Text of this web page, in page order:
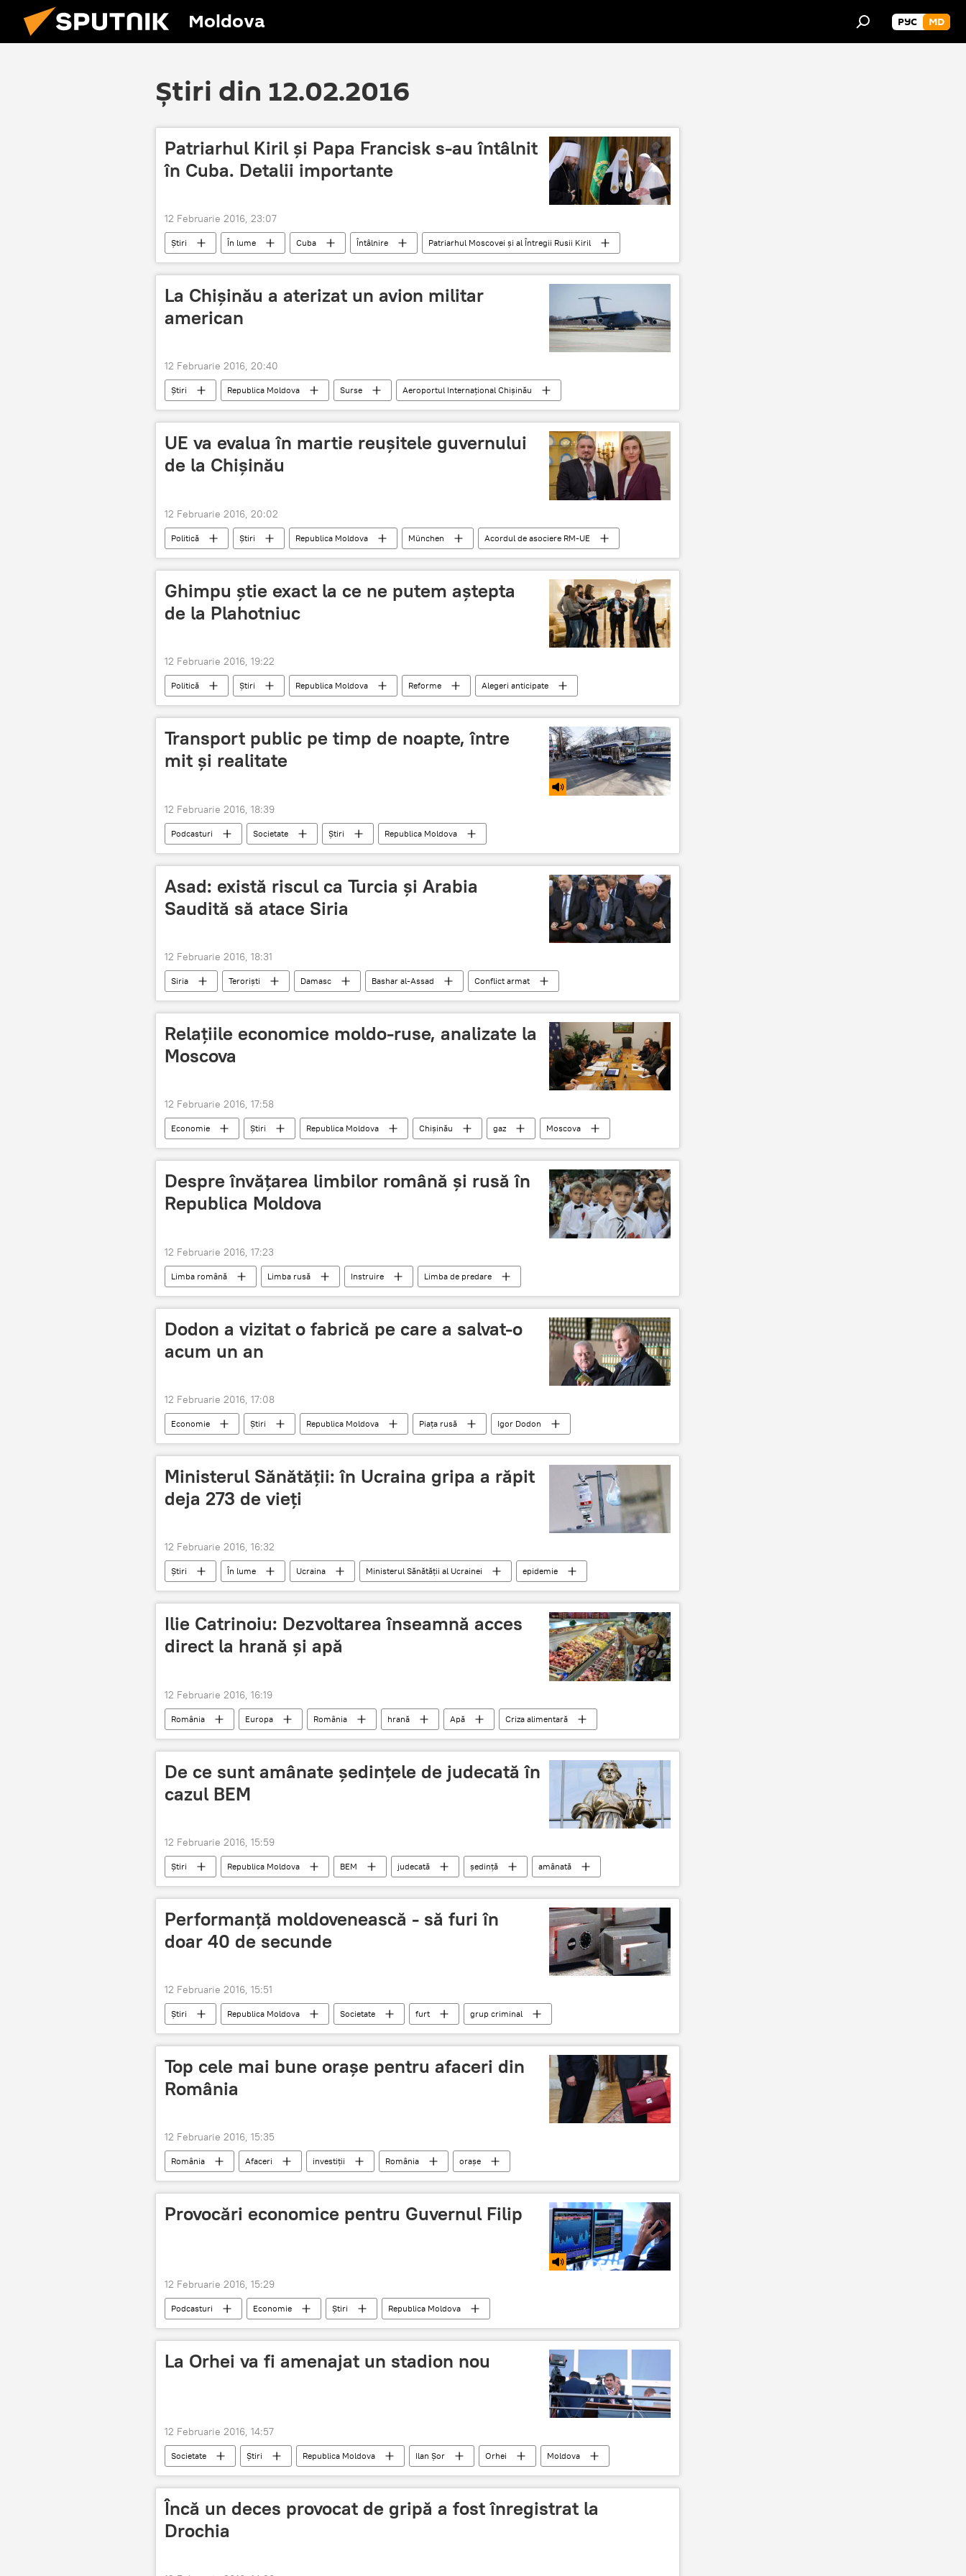
Moldova РУС MD
Știri din 12.02.2016
Patriarhul Kiril şi Papa Francisk s-au întâlnit
în Cuba. Detalii importante
12 Februarie 2016, 23:07
Știri În lume Cuba Întâlnire
Patriarhul Moscovei şi al Întregii Rusii Kiril
Suveranul Pontif Papa Francisc
Cuba
La Chişinău a aterizat un avion militar
american
12 Februarie 2016, 20:40
Știri Republica Moldova Surse Aeroportul Internațional Chișinău
UE va evalua în martie reuşitele guvernului
de la Chişinău
12 Februarie 2016, 20:02
Politică Știri Republica Moldova München
Acordul de asociere RM-UE
Federica Mogherini
Andrei Galbur
Ghimpu ştie exact la ce ne putem aştepta
de la Plahotniuc
12 Februarie 2016, 19:22
Politică Știri Republica Moldova Reforme
Alegeri anticipate
Mihai Ghimpu
Vlad Plahotniuc Opoziţie Preşedintele Republicii Moldova
Transport public pe timp de noapte, între
mit și realitate
12 Februarie 2016, 18:39
Podcasturi Societate Știri Republica Moldova
Asad: există riscul ca Turcia şi Arabia
Saudită să atace Siria
12 Februarie 2016, 18:31
Siria Terorişti Damasc Bashar al-Assad Conflict armat
Relaţiile economice moldo-ruse, analizate la
Moscova
12 Februarie 2016, 17:58
Economie Știri Republica Moldova Chişinău gaz
Moscova
Calmâc
Despre învăţarea limbilor română şi rusă în
Republica Moldova
12 Februarie 2016, 17:23
Limba română Limba rusă Instruire
Limba de predare
Ministerul Educaţiei
Dodon a vizitat o fabrică pe care a salvat-o
acum un an
12 Februarie 2016, 17:08
Economie Știri Republica Moldova Piaţa rusă Igor Dodon
Ministerul Sănătății: în Ucraina gripa a răpit
deja 273 de vieți
12 Februarie 2016, 16:32
Știri În lume Ucraina Ministerul Sănătății al Ucrainei
epidemie
gripă
decese
Ilie Catrinoiu: Dezvoltarea înseamnă acces
direct la hrană și apă
12 Februarie 2016, 16:19
România Europa România hrană Apă Criza alimentară
De ce sunt amânate ședințele de judecată în
cazul BEM
12 Februarie 2016, 15:59
Știri Republica Moldova BEM judecată ședință amânată
Performanță moldovenească - să furi în
doar 40 de secunde
12 Februarie 2016, 15:51
Știri Republica Moldova Societate furt
grup criminal
de schimb valutar
Georghe Cavcaliuc
Top cele mai bune orașe pentru afaceri din
România
12 Februarie 2016, 15:35
România Afaceri investiții România orașe
Provocări economice pentru Guvernul Filip
12 Februarie 2016, 15:29
Podcasturi Economie Știri Republica Moldova
La Orhei va fi amenajat un stadion nou
12 Februarie 2016, 14:57
Societate Știri Republica Moldova Ilan Şor Orhei
Moldova
stadion
Încă un deces provocat de gripă a fost înregistrat la
Drochia